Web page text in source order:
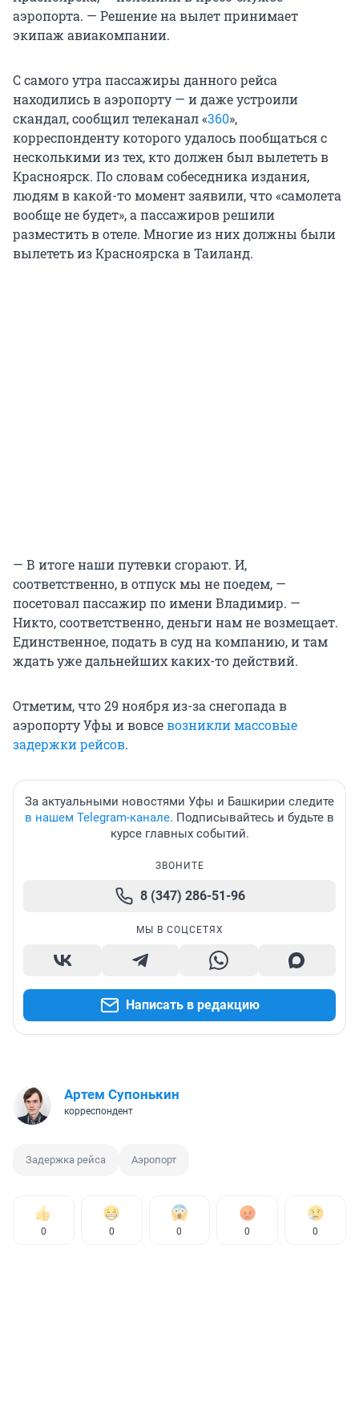
аэропорта. — Решение на вылет принимает
экипаж авиакомпании.
С самого утра пассажиры данного рейса
находились в аэропорту — и даже устроили
скандал, сообщил телеканал «360»,
корреспонденту которого удалось пообщаться с
несколькими из тех, кто должен был вылететь в
Красноярск. По словам собеседника издания,
людям в какой-то момент заявили, что «самолета
вообще не будет», а пассажиров решили
разместить в отеле. Многие из них должны были
вылететь из Красноярска в Таиланд.
— В итоге наши путевки сгорают. И,
соответственно, в отпуск мы не поедем, —
посетовал пассажир по имени Владимир. —
Никто, соответственно, деньги нам не возмещает.
Единственное, подать в суд на компанию, и там
ждать уже дальнейших каких-то действий.
Отметим, что 29 ноября из-за снегопада в
аэропорту Уфы и вовсевозникли массовые
задержки рейсов.
За актуальными новостями Уфы и Башкирии следите
в нашем Telegram-канале. Подписывайтесь и будьте в
курсе главных событий.
ЗВОНИТЕ
8 (347) 286-51-96
МЫ В СОЦСЕТЯХ
Написать в редакцию
Артем Супонькин
корреспондент
Задержка рейса Аэропорт
0 0 0 0 0